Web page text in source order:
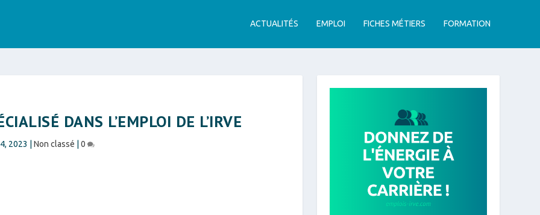
ACTUALITÉS EMPLOI FICHES MÉTIERS FORMATION
DANS L’EMPLOI DE L’IRVE
2023 Non classé 0